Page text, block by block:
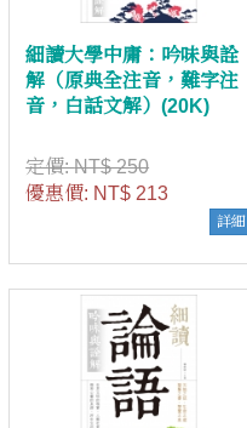
細讀大學中庸：吟味與詮
解（原典全注音，難字注
音，白話文解）(20K)
定價:NT$ 250
優惠價: NT$ 213
詳細